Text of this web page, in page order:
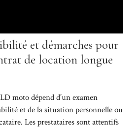
et démarches pour
de location longue
moto dépend d’un examen
et de la situation personnelle ou
Les prestataires sont attentifs